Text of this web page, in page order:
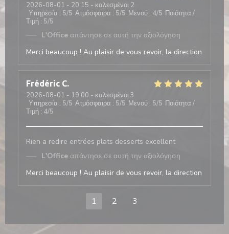
2026-08-01 - 20:15 - καλεσμένοι 2
Υπηρεσία : 5/5 Ατμόσφαιρα : 5/5 Μενού : 4/5 Ποιότητα /
Τιμή : 5/5
L'Office απάντησε σε αυτή την αξιολόγηση
Merci beaucoup ! Au plaisir de vous revoir, la direction
Frédéric C
2026-08-01 - 19:00 - καλεσμένοι 3
Υπηρεσία : 5/5 Ατμόσφαιρα : 5/5 Μενού : 5/5 Ποιότητα /
Τιμή : 4/5
Rien a redire entrées plats desserts excellent
L'Office απάντησε σε αυτή την αξιολόγηση
Merci beaucoup ! Au plaisir de vous revoir, la direction
1 2 3